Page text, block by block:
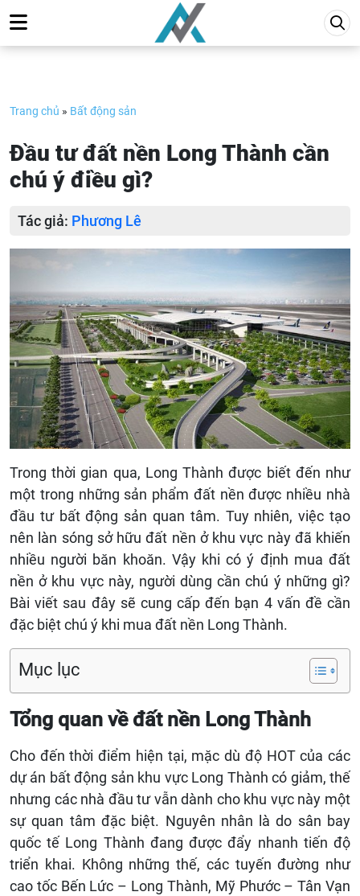
to
content
Trang chủ » Bất động sản
Đầu tư đất nền Long Thành cần
chú ý điều gì?
Tác giả: Phương Lê
Trong thời gian qua, Long Thành được biết đến như
một trong những sản phẩm đất nền được nhiều nhà
đầu tư bất động sản quan tâm. Tuy nhiên, việc tạo
nên làn sóng sở hữu đất nền ở khu vực này đã khiến
nhiều người băn khoăn. Vậy khi có ý định mua đất
nền ở khu vực này, người dùng cần chú ý những gì?
Bài viết sau đây sẽ cung cấp đến bạn 4 vấn đề cần
đặc biệt chú ý khi mua đất nền Long Thành.
Mục lục
Tổng quan về đất nền Long Thành
Cho đến thời điểm hiện tại, mặc dù độ HOT của các
dự án bất động sản khu vực Long Thành có giảm, thế
nhưng các nhà đầu tư vẫn dành cho khu vực này một
sự quan tâm đặc biệt. Nguyên nhân là do sân bay
quốc tế Long Thành đang được đẩy nhanh tiến độ
triển khai. Không những thế, các tuyến đường như
cao tốc Bến Lức – Long Thành, Mỹ Phước – Tân Vạn